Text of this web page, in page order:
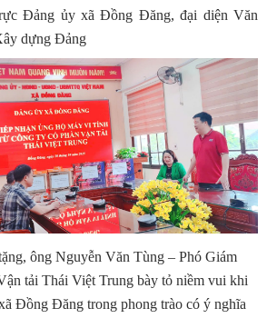
Đảng ủy xã Đồng Đăng, đại diện Văn
dựng Đảng
ông Nguyễn Văn Tùng – Phó Giám
tải Thái Việt Trung bày tỏ niềm vui khi
Đồng Đăng trong phong trào có ý nghĩa